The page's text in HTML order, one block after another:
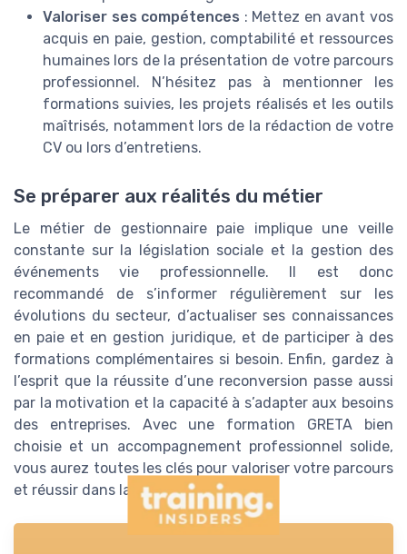
Valoriser ses compétences : Mettez en avant vos
acquis en paie, gestion, comptabilité et ressources
humaines lors de la présentation de votre parcours
professionnel. N’hésitez pas à mentionner les
formations suivies, les projets réalisés et les outils
maîtrisés, notamment lors de la rédaction de votre
CV ou lors d’entretiens.
Se préparer aux réalités du métier
Le métier de gestionnaire paie implique une veille
constante sur la législation sociale et la gestion des
événements vie professionnelle. Il est donc
recommandé de s’informer régulièrement sur les
évolutions du secteur, d’actualiser ses connaissances
en paie et en gestion juridique, et de participer à des
formations complémentaires si besoin. Enfin, gardez à
l’esprit que la réussite d’une reconversion passe aussi
par la motivation et la capacité à s’adapter aux besoins
des entreprises. Avec une formation GRETA bien
choisie et un accompagnement professionnel solide,
vous aurez toutes les clés pour valoriser votre parcours
et réussir dans la gestion de la paie.